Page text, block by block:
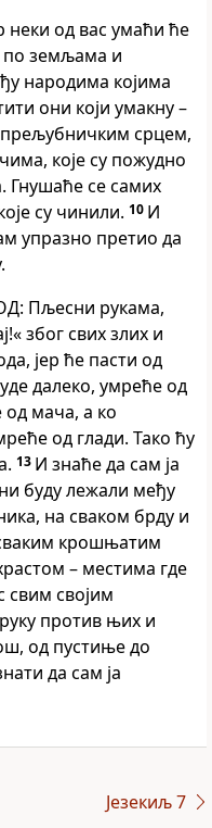
неки од вас умаћи ће
по земљама и
народима којима
они који умакну –
прељубничким срцем,
које су пожудно
Гнушаће се самих
су чинили. 10 И
упразно претио да
Пљесни рукама,
због свих злих и
јер ће пасти од
далеко, умреће од
мача, а ко
од глади. Тако ћу
13 И знаће да сам ја
буду лежали међу
на сваком брду и
крошњатим
– местима где
свим својим
против њих и
од пустиње до
да сам ја
Језекиљ 7